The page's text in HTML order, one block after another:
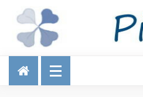
Talous